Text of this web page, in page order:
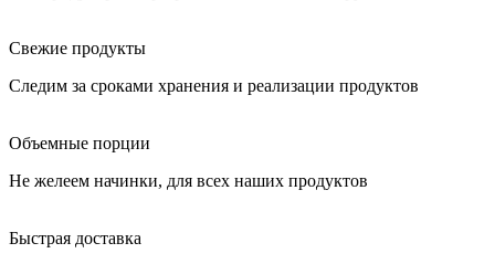
Свежие продукты
Следим за сроками хранения и реализации продуктов
Объемные порции
Не желеем начинки, для всех наших продуктов
Быстрая доставка